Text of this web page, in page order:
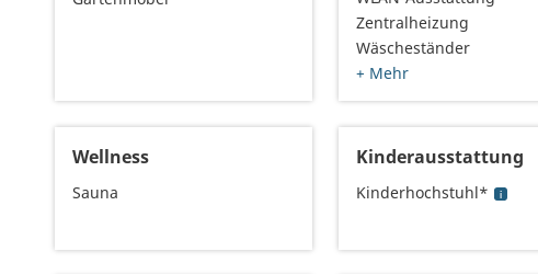
Zentralheizung
Wäscheständer
+ Mehr
Wellness
Sauna
Kinderausstattung
Kinderhochstuhl*